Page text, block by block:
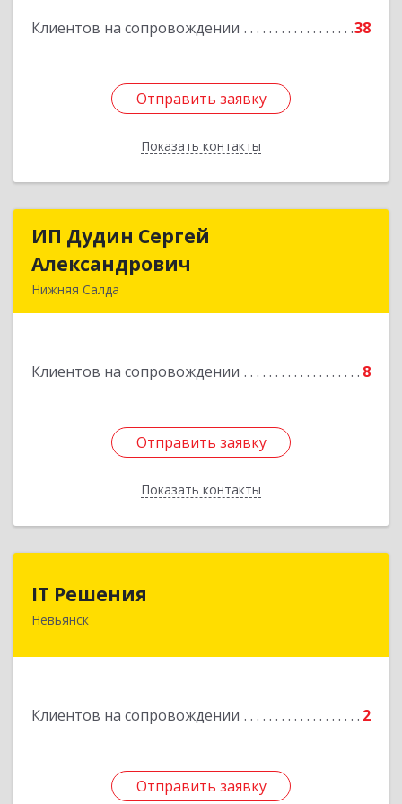
Клиентов на сопровождении 38
Отправить заявку
Показать контакты
Отправить заявку
Назад
ИП Дудин Сергей
Александрович
Нижняя Салда
Клиентов на сопровождении 8
Отправить заявку
Показать контакты
ИП Дудин Сергей
Подробнее
Отправить заявку
Назад
IT Решения
Невьянск
Клиентов на сопровождении 2
Отправить заявку
Отправить заявку